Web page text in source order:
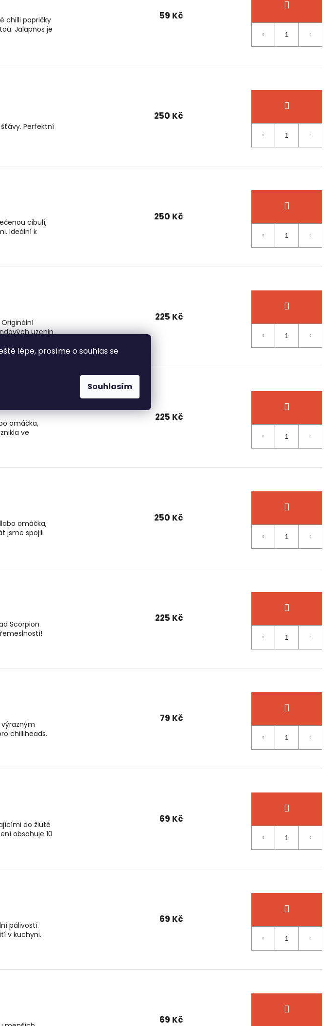
lépe, prosíme o souhlas se
Souhlasím
chilli papričky
Jalapños je
59 Kč
Perfektní
250 Kč
cibulí,
Ideální k
250 Kč
uzenin
225 Kč
omáčka,
ve
225 Kč
omáčka,
jsme spojili
250 Kč
Scorpion.
225 Kč
chilliheads.
79 Kč
do žluté
obsahuje 10
69 Kč
pálivostí.
v kuchyni.
69 Kč
69 Kč